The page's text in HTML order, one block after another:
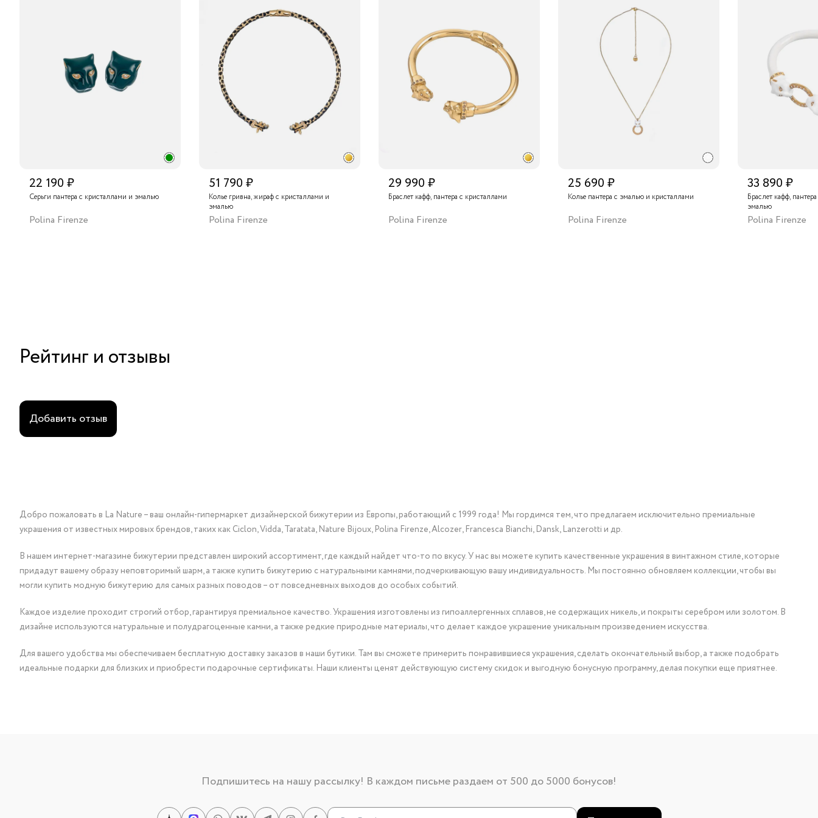
22 190 ₽
Серьги пантера с кристаллами и эмалью
Polina Firenze
51 790 ₽
Колье гривна, жираф с кристаллами и
эмалью
Polina Firenze
29 990 ₽
Браслет кафф, пантера с кристаллами
Polina Firenze
25 690 ₽
Колье пантера с эмалью и кристаллами
Polina Firenze
33 890 ₽
Браслет кафф,
эмалью
Polina Firenze
Рейтинг и отзывы
Добавить отзыв
Добро пожаловать в La Nature – ваш онлайн-гипермаркет дизайнерской бижутерии из Европы, работающий с 1999 года! Мы гордимся тем, что предлагаем исключительно премиальные
украшения от известных мировых брендов, таких как Ciclon, Vidda, Taratata, Nature Bijoux, Polina Firenze, Alcozer, Francesca Bianchi, Dansk, Lanzerotti и др.
В нашем интернет-магазине бижутерии представлен широкий ассортимент, где каждый найдет что-то по вкусу. У нас вы можете купить качественные украшения в винтажном стиле, которые
придадут вашему образу неповторимый шарм, а также купить бижутерию с натуральными камнями, подчеркивающую вашу индивидуальность. Мы постоянно обновляем коллекции, чтобы вы
могли купить модную бижутерию для самых разных поводов – от повседневных выходов до особых событий.
Каждое изделие проходит строгий отбор, гарантируя премиальное качество. Украшения изготовлены из гипоаллергенных сплавов, не содержащих никель, и покрыты серебром или золотом. В
дизайне используются натуральные и полудрагоценные камни, а также редкие природные материалы, что делает каждое украшение уникальным произведением искусства.
Для вашего удобства мы обеспечиваем бесплатную доставку заказов в наши бутики. Там вы сможете примерить понравившиеся украшения, сделать окончательный выбор, а также подобрать
идеальные подарки для близких и приобрести подарочные сертификаты. Наши клиенты ценят действующую систему скидок и выгодную бонусную программу, делая покупки еще приятнее.
Подпишитесь на нашу рассылку! В каждом письме раздаем от 500 до 5000 бонусов!